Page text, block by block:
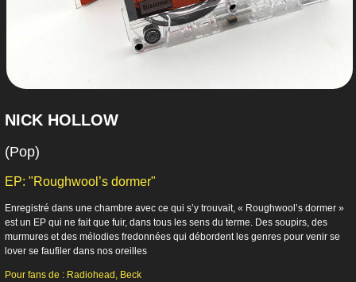
NICK HOLLOW
(Pop)
EP: "Roughwool’s dormer"
Enregistré dans une chambre avec ce qui s’y trouvait, « Roughwool’s dormer »
est un EP qui ne fait que fuir, dans tous les sens du terme. Des soupirs, des
murmures et des mélodies fredonnées qui débordent les genres pour venir se
lover se faufiler dans nos oreilles
Pour fans de : Radiohead, Beck